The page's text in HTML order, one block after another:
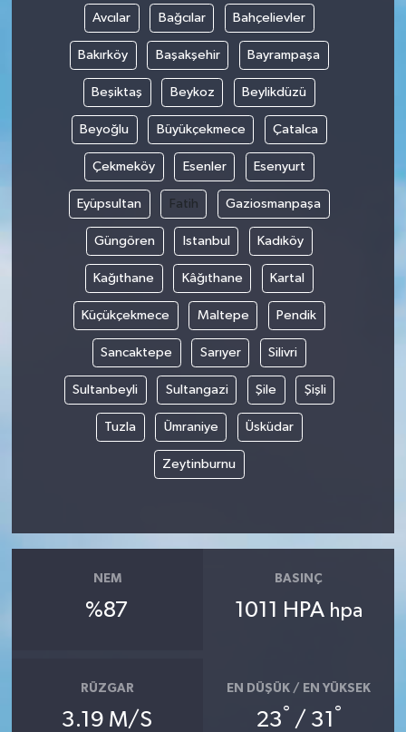
Avcılar Bağcılar Bahçelievler
Bakırköy Başakşehir Bayrampaşa
Beşiktaş Beykoz Beylikdüzü
Beyoğlu Büyükçekmece Çatalca
Çekmeköy Esenler Esenyurt
Eyüpsultan Fatih Gaziosmanpaşa
Güngören Istanbul Kadıköy
Kağıthane Kâğıthane Kartal
Küçükçekmece Maltepe Pendik
Sancaktepe Sarıyer Silivri
Sultanbeyli Sultangazi Şile Şişli
Tuzla Ümraniye Üsküdar
Zeytinburnu
NEM
%87
BASINÇ
1011 HPA hpa
RÜZGAR
3.19 M/S
EN DÜŞÜK / EN YÜKSEK
23° / 31 °